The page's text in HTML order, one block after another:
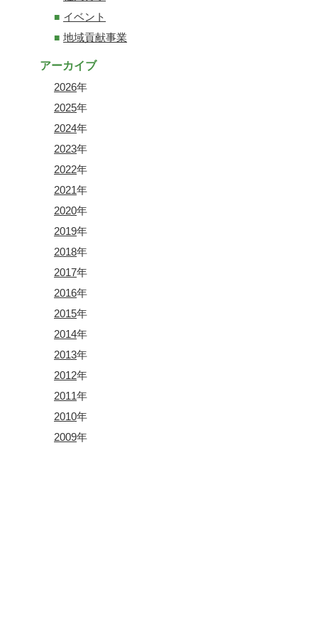
イベント
地域貢献事業
アーカイブ
2026年
2025年
2024年
2023年
2022年
2021年
2020年
2019年
2018年
2017年
2016年
2015年
2014年
2013年
2012年
2011年
2010年
2009年